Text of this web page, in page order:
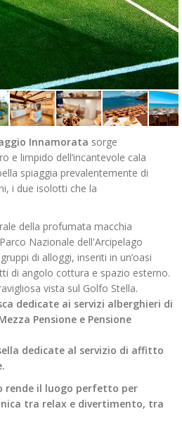
Innamorata sorge
e limpido dell’incantevole cala
spiaggia prevalentemente di
i due isolotti che la
della profumata macchia
Nazionale dell'Arcipelago
di alloggi, inseriti in un’oasi
di angolo cottura e spazio esterno.
vista sul Golfo Stella.
dedicate ai servizi alberghieri di
Pensione e Pensione
dedicate al servizio di affitto
rende il luogo perfetto per
tra relax e divertimento, tra